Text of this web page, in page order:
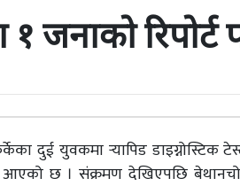
१ जनाको
दुई युवकमा र्‍यापिड डाइग्नोस्टिक
आएको छ । संक्रमण देखिएपछि